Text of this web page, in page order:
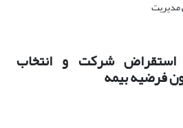
استقراض شرکت و انتخاب
فرضیه بیمه